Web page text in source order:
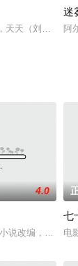
天天（刘青饰）
迷
阿
4.0
说改编，故事
七
电